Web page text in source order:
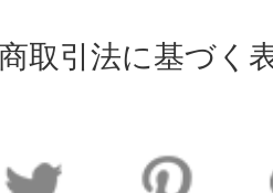
取引法に基づく